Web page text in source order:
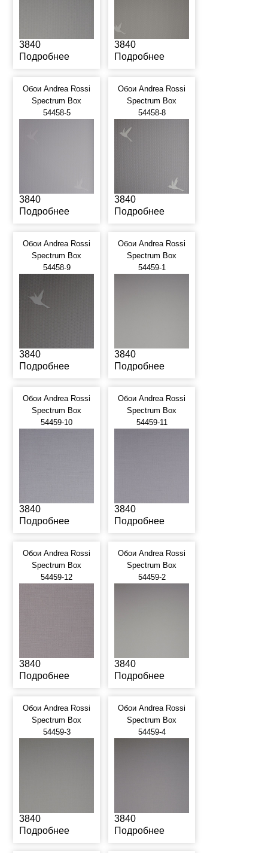
3840
Подробнее
3840
Подробнее
Обои Andrea Rossi
Spectrum Box
54458-5
3840
Подробнее
Обои Andrea Rossi
Spectrum Box
54458-8
3840
Подробнее
Обои Andrea Rossi
Spectrum Box
54458-9
3840
Подробнее
Обои Andrea Rossi
Spectrum Box
54459-1
3840
Подробнее
Обои Andrea Rossi
Spectrum Box
54459-10
3840
Подробнее
Обои Andrea Rossi
Spectrum Box
54459-11
3840
Подробнее
Обои Andrea Rossi
Spectrum Box
54459-12
3840
Подробнее
Обои Andrea Rossi
Spectrum Box
54459-2
3840
Подробнее
Обои Andrea Rossi
Spectrum Box
54459-3
3840
Подробнее
Обои Andrea Rossi
Spectrum Box
54459-4
3840
Подробнее